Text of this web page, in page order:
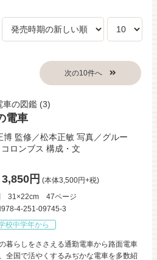
車の図鑑(3)
電車
博 監修／松本正敏 写真／グルー
ロンブス 構成・文
3,850円 (本体3,500円+税)
31×22cm
47ページ
4-251-09745-3
校中学年から
暮らしをささえる通勤電車から路面電車
全国で活やくするみぢかな電車を多数紹